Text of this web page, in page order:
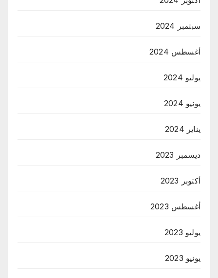
سبتمبر 2024
أغسطس 2024
يوليو 2024
يونيو 2024
يناير 2024
ديسمبر 2023
أكتوبر 2023
أغسطس 2023
يوليو 2023
يونيو 2023